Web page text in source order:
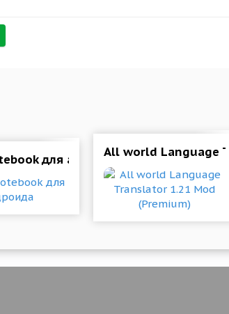
для андроидаAll world Language